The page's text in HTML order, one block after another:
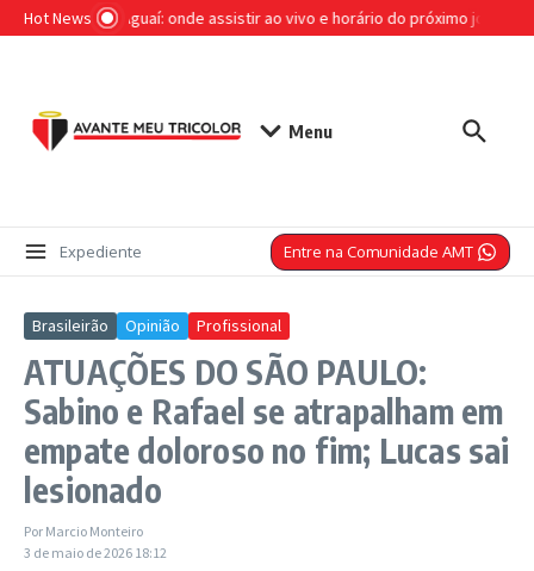
Ir para o conteúdo
Hot News
São Paulo x Aguaí: onde assistir ao vivo e horário do próximo jogo pelo
Menu
Expediente Entre na Comunidade AMT
Brasileirão Opinião Profissional
ATUAÇÕES DO SÃO PAULO:
Sabino e Rafael se atrapalham em
empate doloroso no fim; Lucas sai
lesionado
Por Marcio Monteiro
3 de maio de 2026 18:12